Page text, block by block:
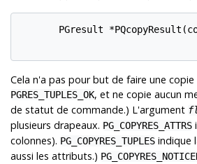
PGresult
Cela n'a pas pour but de faire une
PGRES_TUPLES_OK, et ne copie aucun
de statut de commande.) L'argument
plusieurs drapeaux. PG_COPYRES_ATTRS
colonnes). PG_COPYRES_TUPLESindique
aussi les attributs.)